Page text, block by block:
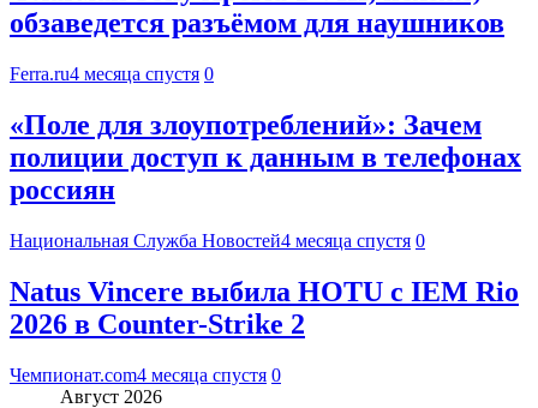
обзаведется разъёмом для наушников
Ferra.ru4 месяца спустя 0
«Поле для злоупотреблений»: Зачем
полиции доступ к данным в телефонах
россиян
Национальная Служба Новостей4 месяца спустя 0
Natus Vincere выбила HOTU с IEM Rio
2026 в Counter-Strike 2
Чемпионат.com4 месяца спустя 0
Август 2026